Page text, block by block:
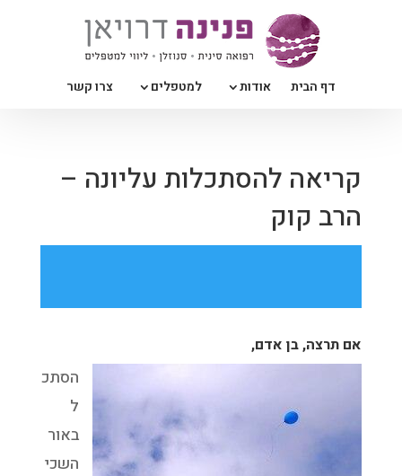
דף הבית אודות למטפלים צרו קשר
קריאה להסתכלות עליונה –
הרב קוק
אם תרצה, בן אדם,
הסתכ
ל
באור
השכי